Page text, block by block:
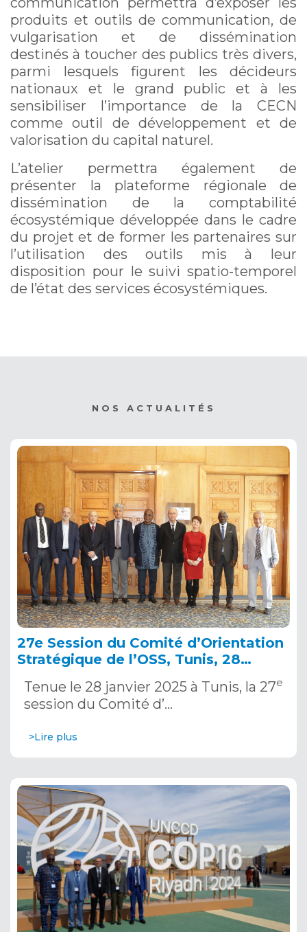
produits et outils de communication, de
vulgarisation et de dissémination
destinés à toucher des publics très divers,
parmi lesquels figurent les décideurs
nationaux et le grand public et à les
sensibiliser l’importance de la CECN
comme outil de développement et de
valorisation du capital naturel.
L’atelier permettra également de
présenter la plateforme régionale de
dissémination de la comptabilité
écosystémique développée dans le cadre
du projet et de former les partenaires sur
l’utilisation des outils mis à leur
disposition pour le suivi spatio-temporel
de l’état des services écosystémiques.
NOS ACTUALITÉS
27e Session du Comité d’Orientation
Stratégique de l’OSS, Tunis, 28
Tenue le 28 janvier 2025 à Tunis, la 27e
session du Comité d’…
>Lire plus